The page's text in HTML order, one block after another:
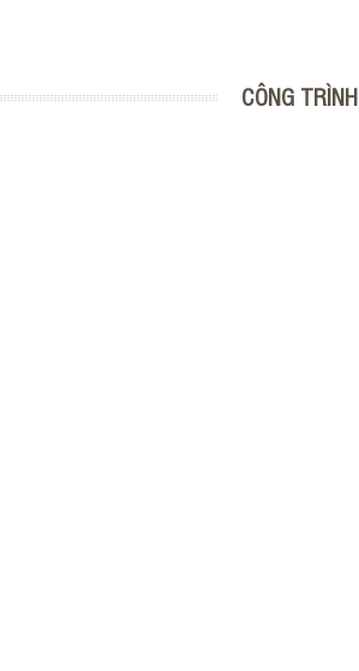
CÔNG TRÌNH